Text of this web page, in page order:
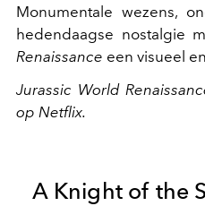
Monumentale wezens,
hedendaagse nostalgie
Renaissance een visueel
Jurassic World
op Netflix.
A Knight of the